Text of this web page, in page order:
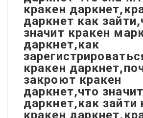
кракен
даркнет как
значит кракен
даркнет,как
кракен
закроют кракен
даркнет,что
даркнет,как зайти
кракен